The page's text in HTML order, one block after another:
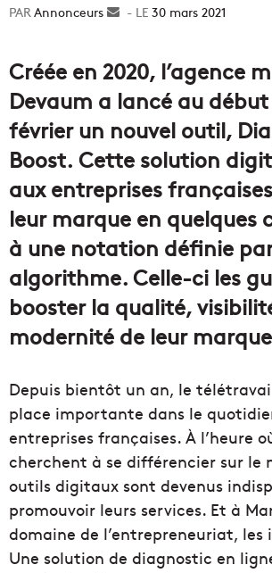
Annonceurs
Envoyer30 mars 2021
Créée en 2020, l’agence
Devaum a lancé au
février un nouvel outil,
Boost. Cette solution
aux entreprises
leur marque en quelques
à une notation définie
algorithme. Celle-ci les
booster la qualité,
modernité de leur
Depuis bientôt un an, le
place importante dans le
entreprises françaises. À l’heure
cherchent à se différencier sur le
outils digitaux sont devenus
promouvoir leurs services. Et à
domaine de l’entrepreneuriat, les
Une solution de diagnostic en